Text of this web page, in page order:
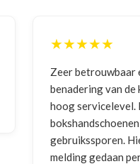
★★★★★
Zeer betrouwbaar
benadering van de
hoog servicelevel.
gebruikssporen.
melding gedaan